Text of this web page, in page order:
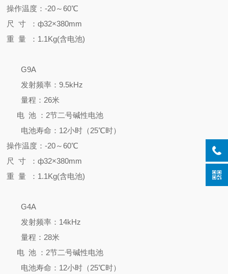
操作温度：-20～60℃
尺 寸 ：ф32×380mm
重 量 ： 1.1Kg(含电池)
G9A
发射频率：9.5kHz
量程： 26米
电 池 ： 2节二号碱性电池
电池寿命：12小时（25℃时）
操作温度：-20～60℃
尺 寸 ：ф32×380mm
重 量 ： 1.1Kg(含电池)
G4A
发射频率：14kHz
量程： 28米
电 池 ： 2节二号碱性电池
电池寿命：12小时（25℃时）